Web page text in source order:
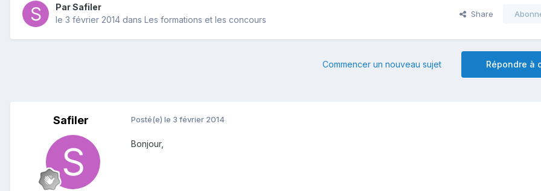
Par Safiler
le 3 février 2014 dans Les formations et les concours
Share
Répondre à
Commencer un nouveau sujet
Safiler Posté(e) le 3 février 2014
Bonjour,